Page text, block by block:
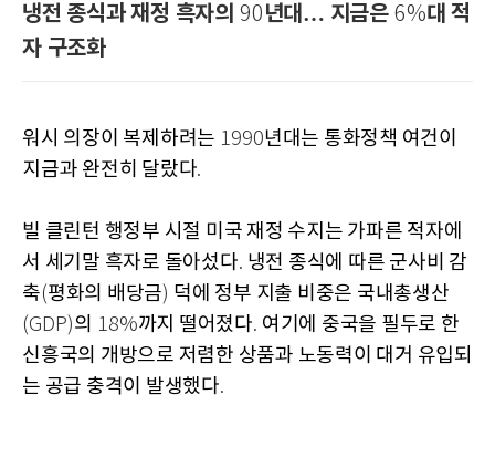
냉전 종식과 재정 흑자의 90년대… 지금은 6%대 적
자 구조화
워시 의장이 복제하려는 1990년대는 통화정책 여건이
지금과 완전히 달랐다.
빌 클린턴 행정부 시절 미국 재정 수지는 가파른 적자에
서 세기말 흑자로 돌아섰다. 냉전 종식에 따른 군사비 감
축(평화의 배당금) 덕에 정부 지출 비중은 국내총생산
(GDP)의 18%까지 떨어졌다. 여기에 중국을 필두로 한
신흥국의 개방으로 저렴한 상품과 노동력이 대거 유입되
는 공급 충격이 발생했다.